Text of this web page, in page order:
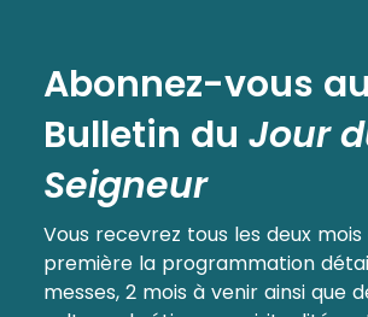
Abonnez-vous au
Bulletin du Jour
Seigneur
Vous recevrez tous les deux
première la programmation
messes, 2 mois à venir ainsi que